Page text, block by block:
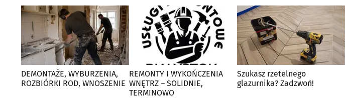
DEMONTAŻE, WYBURZENIA,
ROZBIÓRKI ROD, WNOSZENIE
REMONTY I WYKOŃCZENIA
WNĘTRZ – SOLIDNIE,
TERMINOWO
Szukasz rzetelnego
glazurnika? Zadzwoń!